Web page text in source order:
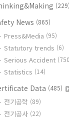
(229)
News (865)
Press&Media (95)
Statutory trends (6)
Serious Accident
Statistics (14)
Data (485)
전기공학 (89)
전기공사 (22)